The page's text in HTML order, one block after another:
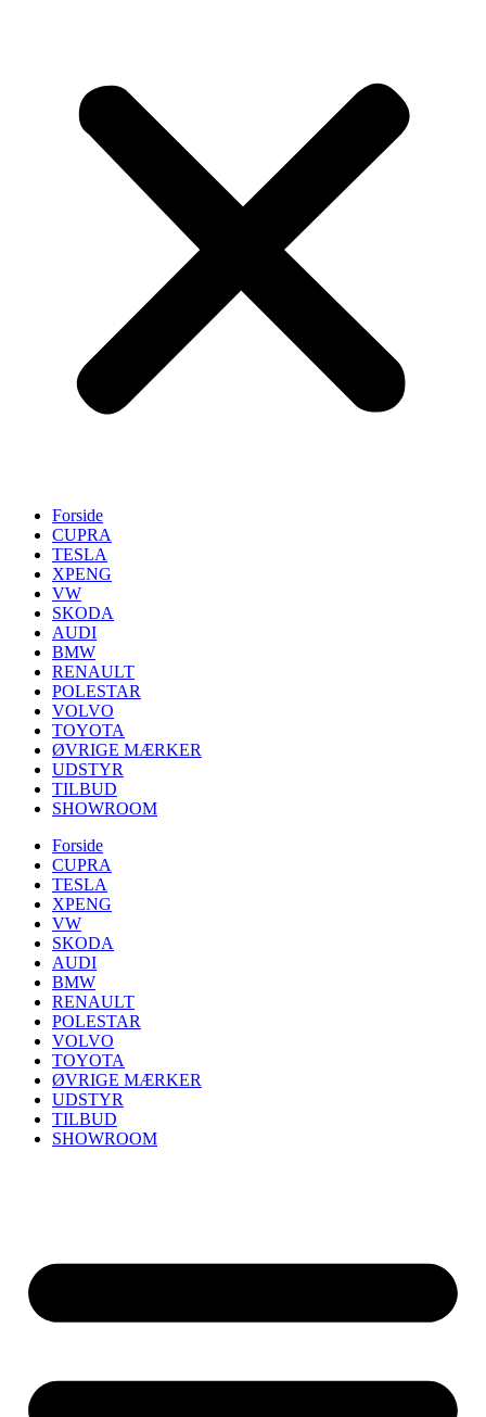
Forside
CUPRA
TESLA
XPENG
VW
SKODA
AUDI
BMW
RENAULT
POLESTAR
VOLVO
TOYOTA
ØVRIGE MÆRKER
UDSTYR
TILBUD
SHOWROOM
Forside
CUPRA
TESLA
XPENG
VW
SKODA
AUDI
BMW
RENAULT
POLESTAR
VOLVO
TOYOTA
ØVRIGE MÆRKER
UDSTYR
TILBUD
SHOWROOM